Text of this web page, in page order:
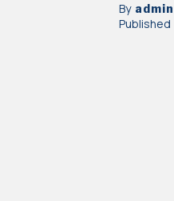
By admin
Published